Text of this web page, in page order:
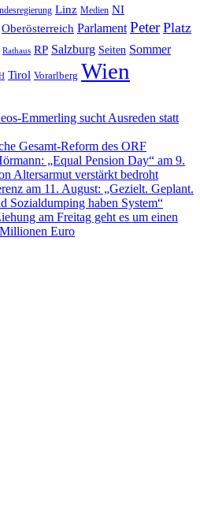
Linz Medien NI
Oberösterreich Parlament Peter Platz
Rathaus RP Salzburg Seiten Sommer
Tirol Vorarlberg Wien
Emmerling sucht Ausreden statt
Gesamt-Reform des ORF
„Equal Pension Day“ am 9.
Altersarmut verstärkt bedroht
am 11. August: „Gezielt. Geplant.
Sozialdumping haben System“
am Freitag geht es um einen
Euro